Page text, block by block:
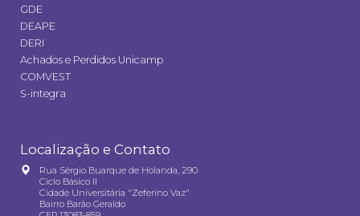
GDE
DEAPE
DERI
Achados e Perdidos Unicamp
COMVEST
S-integra
Localização e Contato
Rua Sérgio Buarque de Holanda, 290
Ciclo Básico II
Cidade Universitária "Zeferino Vaz"
Bairro Barão Geraldo